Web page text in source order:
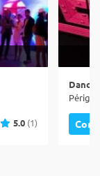
5.0 (1)
Dance